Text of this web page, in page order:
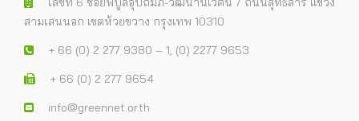
สามเสนนอก เขตห้วยขวาง กรุงเทพ 10310
+ 66 (0) 2 277 9380 – 1, (0) 2277 9653
+ 66 (0) 2 277 9654
info@greennet.or.th